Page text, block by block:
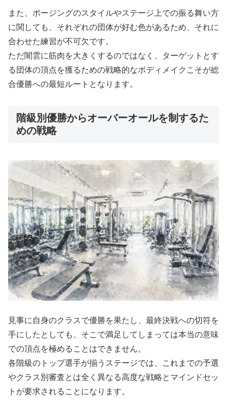
また、ポージングのスタイルやステージ上での振る舞い方
に関しても、それぞれの団体が好む色があるため、それに
合わせた練習が不可欠です。
ただ闇雲に筋肉を大きくするのではなく、ターゲットとす
る団体の頂点を獲るための戦略的なボディメイクこそが総
合優勝への最短ルートとなります。
階級別優勝からオーバーオールを制するた
めの戦略
見事に自身のクラスで優勝を果たし、最終決戦への切符を
手にしたとしても、そこで満足してしまっては本当の意味
での頂点を極めることはできません。
各階級のトップ選手が揃うステージでは、これまでの予選
やクラス別審査とは全く異なる高度な戦略とマインドセッ
トが要求されることになります。